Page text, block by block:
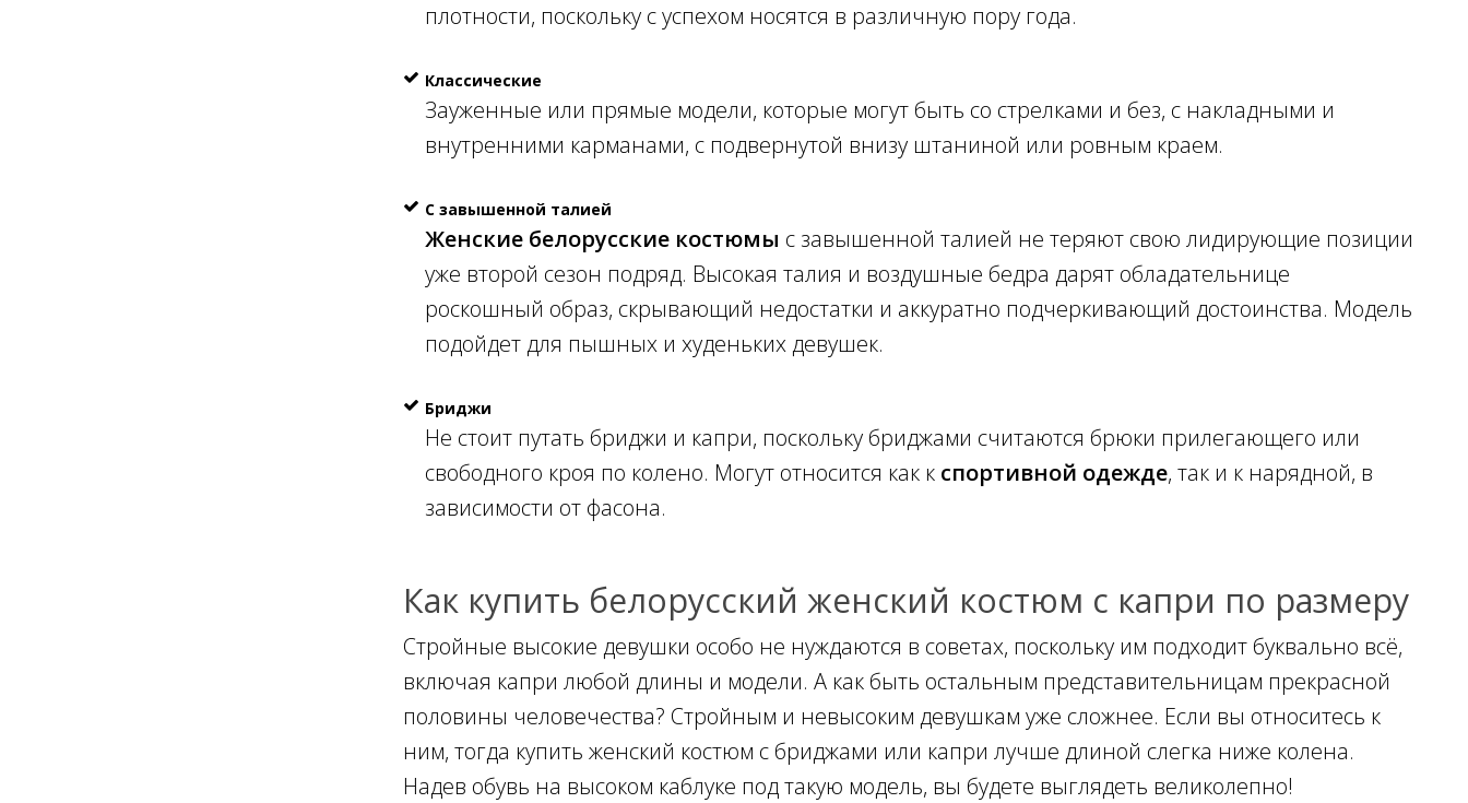
плотности, поскольку с успехом носятся в различную пору года.
Классические
Зауженные или прямые модели, которые могут быть со стрелками и без, с накладными и
внутренними карманами, с подвернутой внизу штаниной или ровным краем.
С завышенной талией
Женские белорусские костюмы с завышенной талией не теряют свою лидирующие позиции
уже второй сезон подряд. Высокая талия и воздушные бедра дарят обладательнице
роскошный образ, скрывающий недостатки и аккуратно подчеркивающий достоинства. Модель
подойдет для пышных и худеньких девушек.
Бриджи
Не стоит путать бриджи и капри, поскольку бриджами считаются брюки прилегающего или
свободного кроя по колено. Могут относится как к спортивной одежде, так и к нарядной, в
зависимости от фасона.
Как купить белорусский женский костюм с капри по размеру
Стройные высокие девушки особо не нуждаются в советах, поскольку им подходит буквально всё,
включая капри любой длины и модели. А как быть остальным представительницам прекрасной
половины человечества? Стройным и невысоким девушкам уже сложнее. Если вы относитесь к
ним, тогда купить женский костюм с бриджами или капри лучше длиной слегка ниже колена.
Надев обувь на высоком каблуке под такую модель, вы будете выглядеть великолепно!